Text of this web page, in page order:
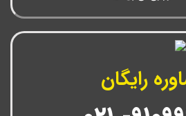
رایگان